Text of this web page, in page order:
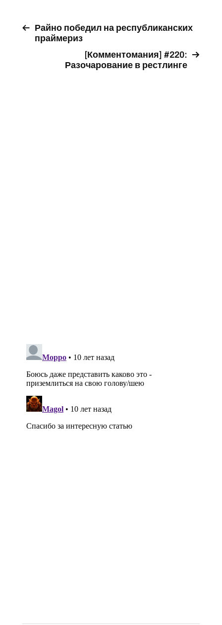
Райно победил на республиканских
праймериз
[Комментомания] #220:
Разочарование в рестлинге